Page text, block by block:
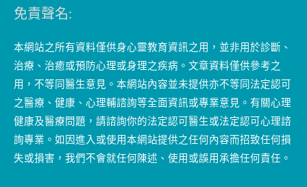
免責聲名:
本網站之所有資料僅供身心靈教育資訊之用，並非用於診斷、
治療、治癒或預防心理或身理之疾病。文章資料僅供參考之
用，不等同醫生意見。本網站內容並未提供亦不等同法定認可
之醫療、健康、心理輔諮詢等全面資訊或專業意見。有關心理
健康及醫療問題，請諮詢你的法定認可醫生或法定認可心理諮
詢專業。如因進入或使用本網站提供之任何內容而招致任何損
失或損害，我們不會就任何陳述、使用或誤用承擔任何責任。